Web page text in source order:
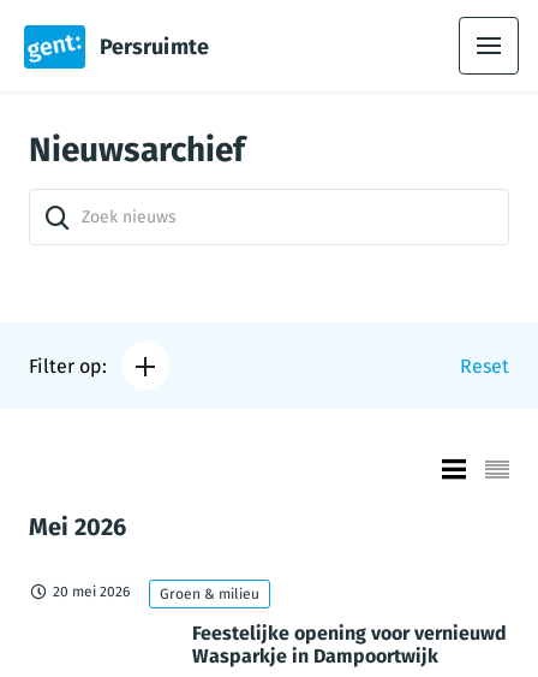
Persruimte
Nieuwsarchief
Filter op: Reset
Mei 2026
20 mei 2026 Groen & milieu
Feestelijke opening voor vernieuwd
Wasparkje in Dampoortwijk